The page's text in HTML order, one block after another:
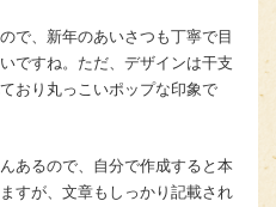
で、新年のあいさつも丁寧で目
ですね。ただ、デザインは干支
おり丸っこいポップな印象で
あるので、自分で作成すると本
すが、文章もしっかり記載され